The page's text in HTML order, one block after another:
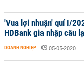
'Vua lợi nhuận' quí I/
HDBank gia nhập câu
DOANH NGHIỆP - 05-05-2020